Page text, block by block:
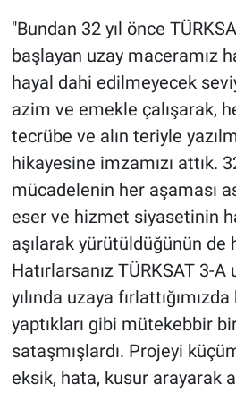
"Bundan 32 yıl önce
başlayan uzay maceramız
hayal dahi edilmeyecek
azim ve emekle çalışarak,
tecrübe ve alın teriyle
hikayesine imzamızı attık.
mücadelenin her aşaması
eser ve hizmet siyasetinin
aşılarak yürütüldüğünün de
Hatırlarsanız TÜRKSAT 3-
yılında uzaya
yaptıkları gibi mütekebbir
sataşmışlardı. Projeyi
eksik, hata, kusur arayarak